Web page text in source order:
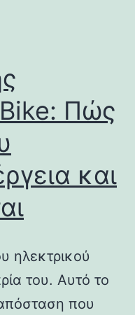
Πώς
και
ηλεκτρικού
του. Αυτό το
που